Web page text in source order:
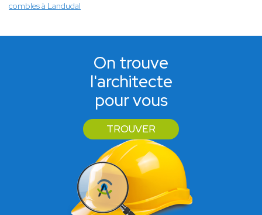
combles à Landudal
On trouve
l'architecte
pour vous
TROUVER